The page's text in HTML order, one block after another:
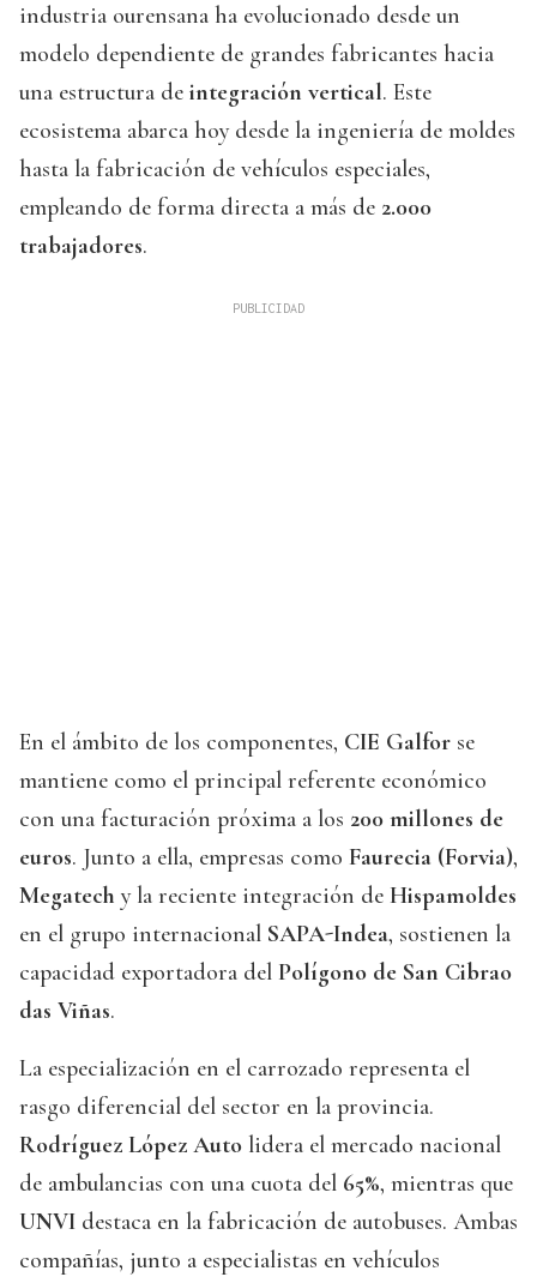
industria ourensana ha evolucionado desde un
modelo dependiente de grandes fabricantes hacia
una estructura de integración vertical. Este
ecosistema abarca hoy desde la ingeniería de moldes
hasta la fabricación de vehículos especiales,
empleando de forma directa a más de 2.000
trabajadores.
En el ámbito de los componentes, CIE Galfor se
mantiene como el principal referente económico
con una facturación próxima a los 200 millones de
euros. Junto a ella, empresas como Faurecia (Forvia),
Megatech y la reciente integración de Hispamoldes
en el grupo internacional SAPA-Indea, sostienen la
capacidad exportadora del Polígono de San Cibrao
das Viñas.
La especialización en el carrozado representa el
rasgo diferencial del sector en la provincia.
Rodríguez López Auto lidera el mercado nacional
de ambulancias con una cuota del 65%, mientras que
UNVI destaca en la fabricación de autobuses. Ambas
compañías, junto a especialistas en vehículos